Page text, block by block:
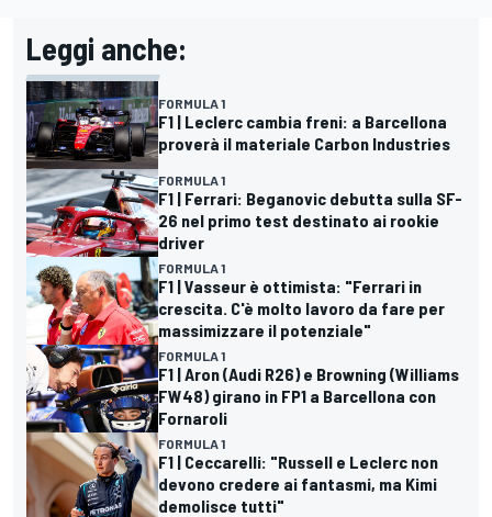
Leggi anche:
FORMULA 1
F1 | Leclerc cambia freni: a Barcellona
proverà il materiale Carbon Industries
FORMULA 1
F1 | Ferrari: Beganovic debutta sulla SF-
26 nel primo test destinato ai rookie
driver
FORMULA 1
F1 | Vasseur è ottimista: "Ferrari in
crescita. C'è molto lavoro da fare per
massimizzare il potenziale"
FORMULA 1
F1 | Aron (Audi R26) e Browning (Williams
FW48) girano in FP1 a Barcellona con
Fornaroli
FORMULA 1
F1 | Ceccarelli: "Russell e Leclerc non
devono credere ai fantasmi, ma Kimi
demolisce tutti"